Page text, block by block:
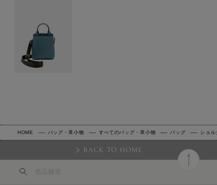
HOME バッグ・革小物 すべてのバッグ・革小物 バッグ ショル
BACK TO HOME